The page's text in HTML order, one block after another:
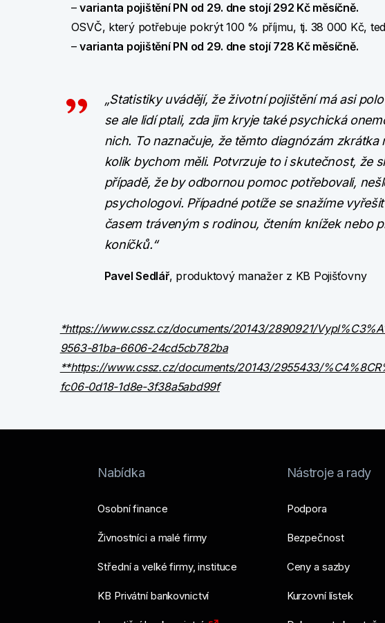
–varianta pojištění PN od 29. dne stojí 292 Kč měsíčně.
OSVČ, který potřebuje pokrýt 100 % příjmu, tj. 38 000 Kč,
–varianta pojištění PN od 29. dne stojí 728 Kč měsíčně.
„Statistiky uvádějí, že životní pojištění má asi
se ale lidí ptali, zda jim kryje také psychická
nich. To naznačuje, že těmto diagnózám
kolik bychom měli. Potvrzuje to i skutečnost, že
případě, že by odbornou pomoc potřebovali,
psychologovi. Případné potíže se snažíme
časem tráveným s rodinou, čtením knížek nebo
koníčků.“
Pavel Sedlář, produktový manažer z KB Pojišťovny
*https://www.cssz.cz/documents/20143/2890921/
9563-81ba-6606-24cd5cb782ba
**https://www.cssz.cz/documents/20143/2955433/
fc06-0d18-1d8e-3f38a5abd99f
Nabídka
Osobní finance
Živnostníci a malé firmy
Střední a velké firmy, instituce
KB Privátní bankovnictví
Nástroje a rady
Podpora
Bezpečnost
Ceny a sazby
Kurzovní lístek